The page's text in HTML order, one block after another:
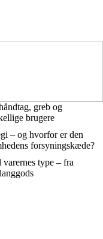
greb og
brugere
– og hvorfor er den
forsyningskæde?
type – fra